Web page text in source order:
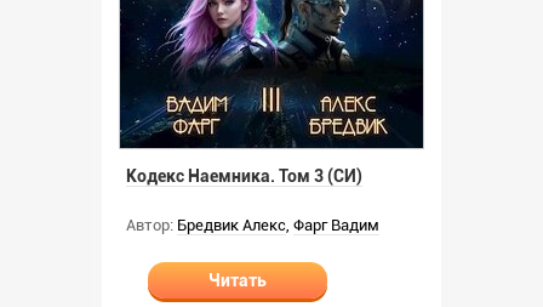
Кодекс Наемника. Том 3 (СИ)
Автор: Бредвик Алекс, Фарг Вадим
Читать